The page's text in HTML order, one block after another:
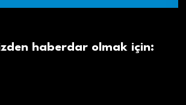
haberdar olmak için: